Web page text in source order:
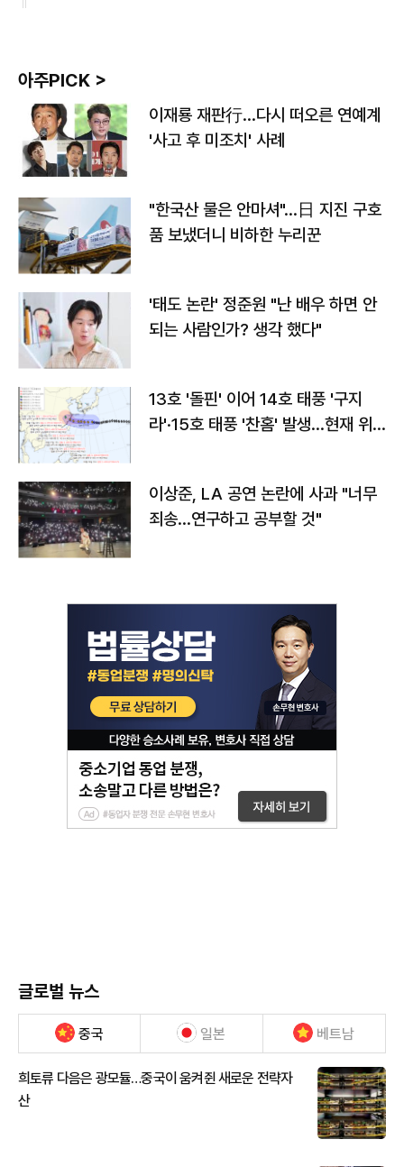
아주PICK >
이재룡 재판行…다시 떠오른 연예계
'사고 후 미조치' 사례
"한국산 물은 안마셔"…日 지진 구호
품 보냈더니 비하한 누리꾼
'태도 논란' 정준원 "난 배우 하면 안
되는 사람인가? 생각 했다"
13호 '돌핀' 이어 14호 태풍 '구지
라'·15호 태풍 '찬홈' 발생…현재 위
이상준, LA 공연 논란에 사과 "너무
죄송…연구하고 공부할 것"
글로벌 뉴스
중국 일본 베트남
희토류 다음은 광모듈…중국이 움켜쥔 새로운 전략자
산